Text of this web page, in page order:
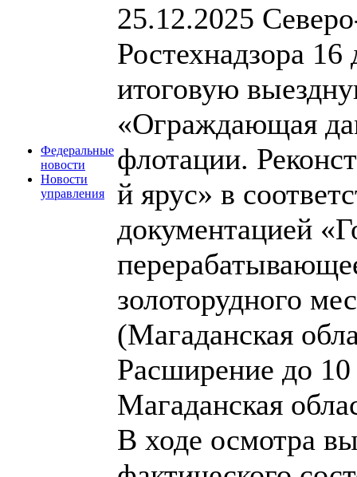
Федеральные
новости
Новости
управления
25.12.2025
Ростехнадзора 16
итоговую
«Ограждающая
флотации.
й ярус» в
документацией
золоторудного
(Магаданская
Расширение до
Магаданская
В ходе осмотра